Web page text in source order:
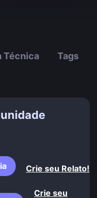
Técnica Tags
Crie seu Relato!
Crie seu